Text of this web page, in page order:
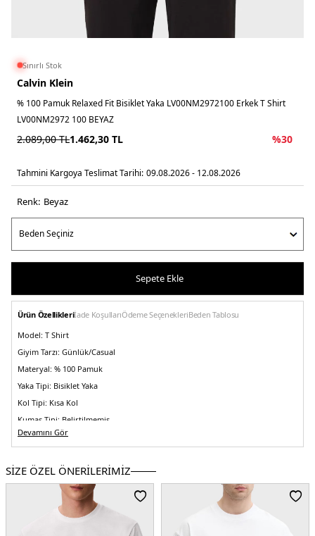
Sınırlı Stok
Calvin Klein
% 100 Pamuk Relaxed Fit Bisiklet Yaka LV00NM2972100 Erkek T Shirt
LV00NM2972 100 BEYAZ
2.089,00TL1.462,30 TL %30
Tahmini Kargoya Teslimat Tarihi: 09.08.2026 - 12.08.2026
Renk: beyaz
Sepete Ekle
Ürün Özellikleriİade KoşullarıÖdeme SeçenekleriBeden Tablosu
Model: T Shirt
Giyim Tarzı: Günlük/Casual
Materyal: % 100 Pamuk
Yaka Tipi: Bisiklet Yaka
Kol Tipi: Kısa Kol
Kumaş Tipi: Belirtilmemiş
Boy:Standart
Yaş Grubu: Yetişkin
Menşei:Vietnam
5DE1LV00NM2972100.25
Devamını Gör
SİZE ÖZEL ÖNERİLERİMİZ